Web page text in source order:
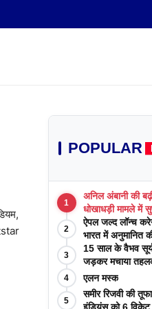
POPULAR
1
अनिल अंबानी की
धोखाधड़ी मामले में
2
ऐपल जल्द लॉन्च
भारत में अनुमानित
3
15 साल के वैभव
जड़कर मचाया
4 एलन मस्क
5
समीर रिजवी की